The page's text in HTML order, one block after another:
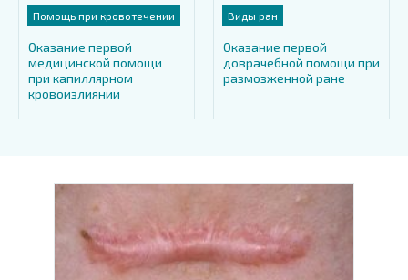
Помощь при кровотечении
Оказание первой
медицинской помощи
при капиллярном
кровоизлиянии
Виды ран
Оказание первой
доврачебной помощи при
размозженной ране